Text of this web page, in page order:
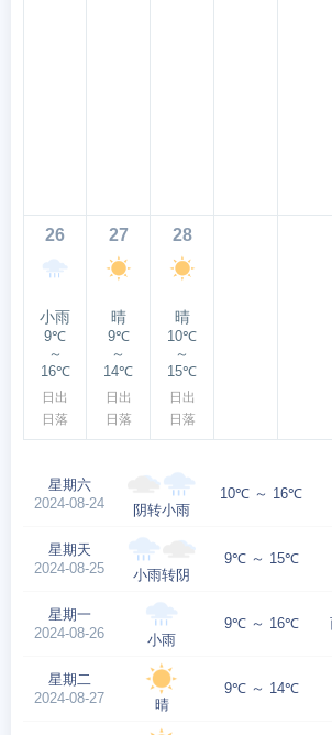
26
小雨
9℃
～
16℃
日出
日落
27
晴
9℃
～
14℃
日出
日落
28
晴
10℃
～
15℃
日出
日落
星期六
2024-08-24
阴转小雨
10℃ ～ 16℃
星期天
2024-08-25
小雨转阴
9℃ ～ 15℃
星期一
2024-08-26
小雨
9℃ ～ 16℃
星期二
2024-08-27
晴
9℃ ～ 14℃